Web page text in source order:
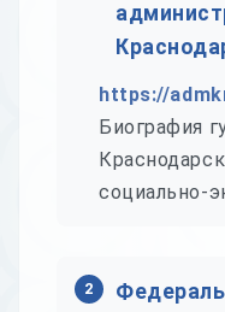
https://
Биография
социально-
2